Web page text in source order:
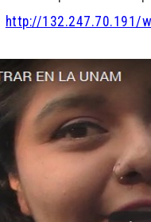
http://132.247.70.191/